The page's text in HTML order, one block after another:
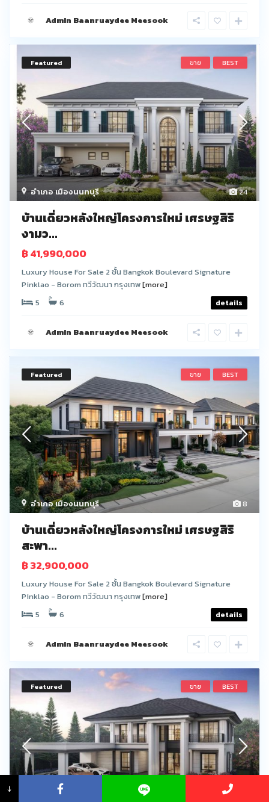
Admin Baanruaydee Meesook
24
อำเภอ เมืองนนทบุรี
Featured ขาย BEST
บ้านเดี่ยวหลังใหญ่โครงการใหม่ เศรษฐสิริ
งามว...
฿ 41,990,000
Luxury House For Sale 2 ชั้น Bangkok Boulevard Signature
Pinklao - Borom ทวีวัฒนา กรุงเทพ[more]
5
6 details
Admin Baanruaydee Meesook
8
อำเภอ เมืองนนทบุรี
Featured ขาย BEST
บ้านเดี่ยวหลังใหญ่โครงการใหม่ เศรษฐสิริ
สะพา...
฿ 32,900,000
Luxury House For Sale 2 ชั้น Bangkok Boulevard Signature
Pinklao - Borom ทวีวัฒนา กรุงเทพ[more]
5
6 details
Admin Baanruaydee Meesook
Featured ขาย BEST
↓